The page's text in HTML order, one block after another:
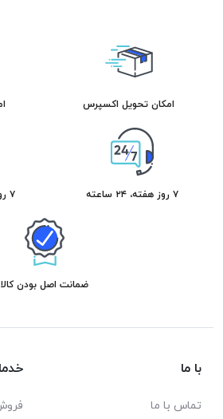
امکان تحویل اکسپرس
۷ روز هفته، ۲۴ ساعته ۷ روز ضمانت بازگشت کالا
ضمانت اصل بودن کالا
با ما
تماس با ما